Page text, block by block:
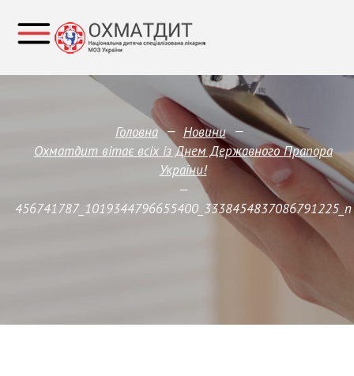
Головна — Новини —
Охматдит вітає всіх із Днем Державного Прапора
України!
—
456741787_1019344796655400_3338454837086791225_n